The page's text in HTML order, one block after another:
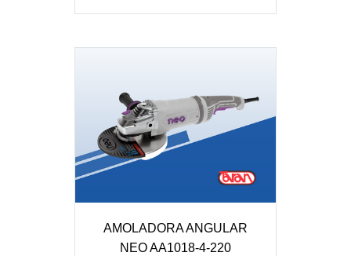
AMOLADORA ANGULAR
NEO AA1018-4-220